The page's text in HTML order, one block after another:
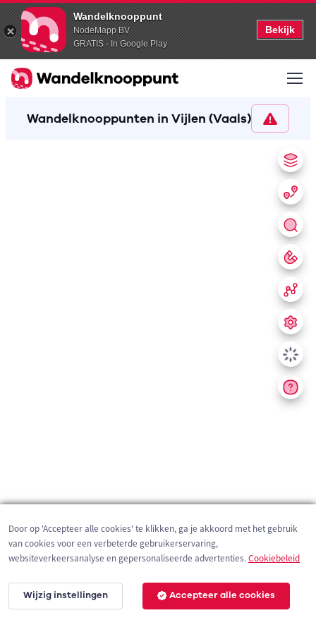
Wandelknooppunt
NodeMapp BV
GRATIS - In Google Play
Bekijk
Wandelknooppunten in Vijlen (Vaals)
200 m
Door op 'Accepteer alle cookies' te klikken, ga je akkoord met het gebruik
van cookies voor een verbeterde gebruikerservaring,
websiteverkeersanalyse en gepersonaliseerde advertenties.Cookiebeleid
Wijzig instellingen Accepteer alle cookies